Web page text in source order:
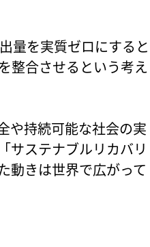
量を実質ゼロにすると
整合させるという考え
や持続可能な社会の実
サステナブルリカバリ
動きは世界で広がって